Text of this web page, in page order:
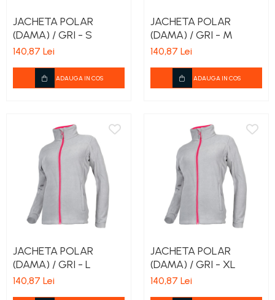
JACHETA POLAR
(DAMA) / GRI - S
140,87 Lei
ADAUGA IN COS
JACHETA POLAR
(DAMA) / GRI - M
140,87 Lei
ADAUGA IN COS
JACHETA POLAR
(DAMA) / GRI - L
140,87 Lei
JACHETA POLAR
(DAMA) / GRI - XL
140,87 Lei